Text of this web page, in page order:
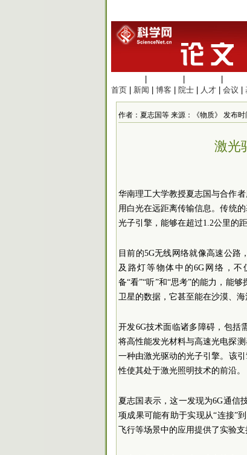
首页
新闻 博客 院士 人才 会议
作者：夏志国等 来源：《物质》 发布时
激光
华南理工大学教授夏志国与合作
用白光在远距离传输信息。传统
光子引擎，能够在超过1.2公里的
目前的5G无线网络就像高速公
及路灯等物体中的6G网络，
备“看”“听”和“思考”的能力，能
卫星的数据，它甚至能在沙漠、
开发6G技术面临诸多障碍，包括
将高性能发光材料与高速光电探
一种由激光驱动的光子引擎。该
性使其处于激光照明技术的前沿。
夏志国表示，这一发现为6G通信
项成果可能有助于实现从“连接”
飞行等场景中的应用提供了实验支